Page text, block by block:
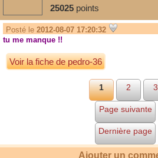
25025 points
Posté le 2012-08-07 17:20:32
tu me manque !!
Voir la fiche de pedro-36
1 2 3
Page suivante
Dernière page
Ajouter un